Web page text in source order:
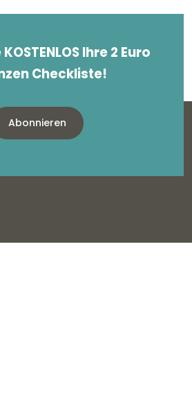
Ihre 2 Euro
Checkliste!
Abonnieren